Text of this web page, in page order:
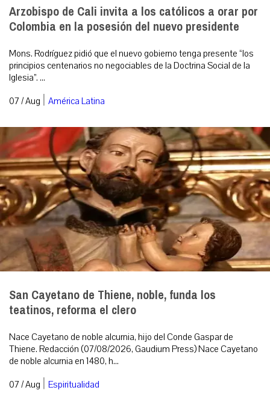
Arzobispo de Cali invita a los católicos a orar por
Colombia en la posesión del nuevo presidente
Mons. Rodríguez pidió que el nuevo gobierno tenga presente “los
principios centenarios no negociables de la Doctrina Social de la
Iglesia”. ...
07 / Aug | América Latina
San Cayetano de Thiene, noble, funda los
teatinos, reforma el clero
Nace Cayetano de noble alcurnia, hijo del Conde Gaspar de
Thiene. Redacción (07/08/2026, Gaudium Press) Nace Cayetano
de noble alcurnia en 1480, h...
07 / Aug | Espiritualidad